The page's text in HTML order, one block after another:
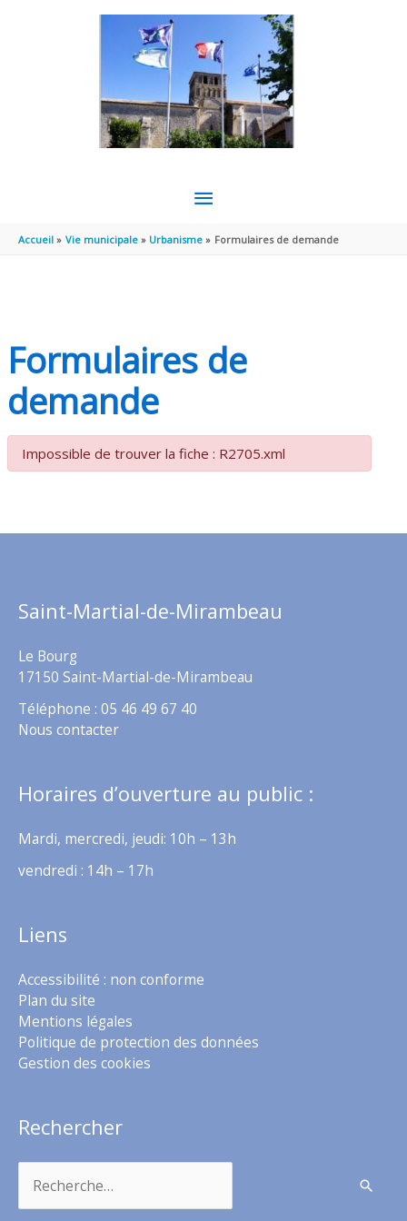
MENU
PRINCIPAL
Accueil Vie municipale Urbanisme Formulaires de demande
Formulaires de
demande
Impossible de trouver la fiche : R2705.xml
Saint-Martial-de-Mirambeau
Le Bourg
17150 Saint-Martial-de-Mirambeau
Téléphone : 05 46 49 67 40
Nous contacter
Horaires d’ouverture au public :
Mardi, mercredi, jeudi: 10h – 13h
vendredi : 14h – 17h
Liens
Accessibilité : non conforme
Plan du site
Mentions légales
Politique de protection des données
Gestion des cookies
Rechercher